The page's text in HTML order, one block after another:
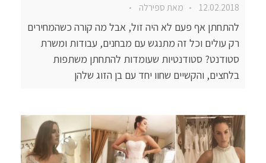
12.02.2018 מאתספירלה
להתחתן אף פעם לא היה זול, אבל מה קורה כשהמחירים
רק עולים וכל זה מתנגש עם מבחנים, עבודות ומשרת
סטודנט? סטודנטיות שעומדות להתחתן משתפות
בלחצים, והקשיים שחוו יחד עם בן הזוג שלהן